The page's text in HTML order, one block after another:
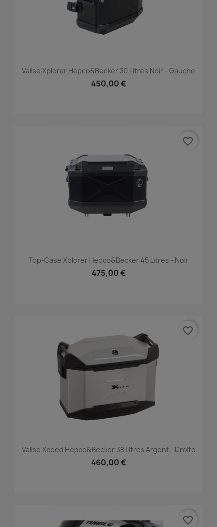
Valise Xplorer Hepco&Becker 30 Litres Noir - Gauche
450,00 €
Top-Case Xplorer Hepco&Becker 45 Litres - Noir
475,00 €
favorite_border
Valise Xceed Hepco&Becker 38 Litres Argent - Droite
460,00 €
favorite_border
favorite_border